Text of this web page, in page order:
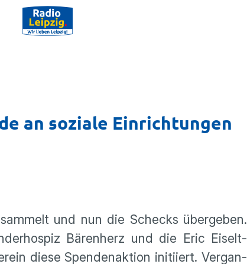
an soziale Einrichtungen
und nun die Schecks übergeben.
Bären­herz und die Eric Eiselt-
diese Spenden­ak­tion initi­iert. Vergan­